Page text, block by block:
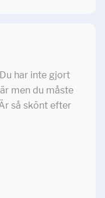
har inte gjort
men du måste
så skönt efter